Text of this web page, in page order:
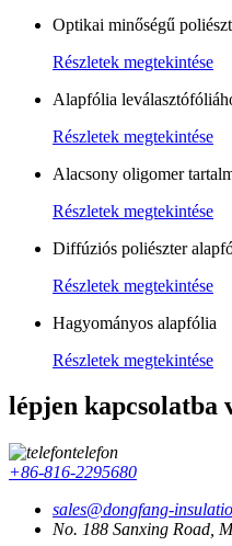
Optikai minőségű
Részletek megtekintése
Alapfólia
Részletek megtekintése
Alacsony oligomer
Részletek megtekintése
Diffúziós poliészter
Részletek megtekintése
Hagyományos alapfólia
Részletek megtekintése
lépjen kapcsolatba
telefon
+86-816-2295680
sales@dongfang-
No. 188 Sanxing Road,